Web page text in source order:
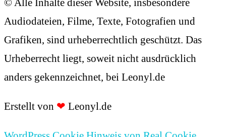
Audiodateien, Filme, Texte, Fotografien und
Grafiken, sind urheberrechtlich geschützt. Das
Urheberrecht liegt, soweit nicht ausdrücklich
anders gekennzeichnet, bei Leonyl.de
Erstellt von ❤ Leonyl.de